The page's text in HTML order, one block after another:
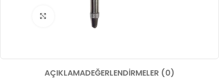
Büyütmek için tıklayın
AÇIKLAMADEĞERLENDIRMELER (0)